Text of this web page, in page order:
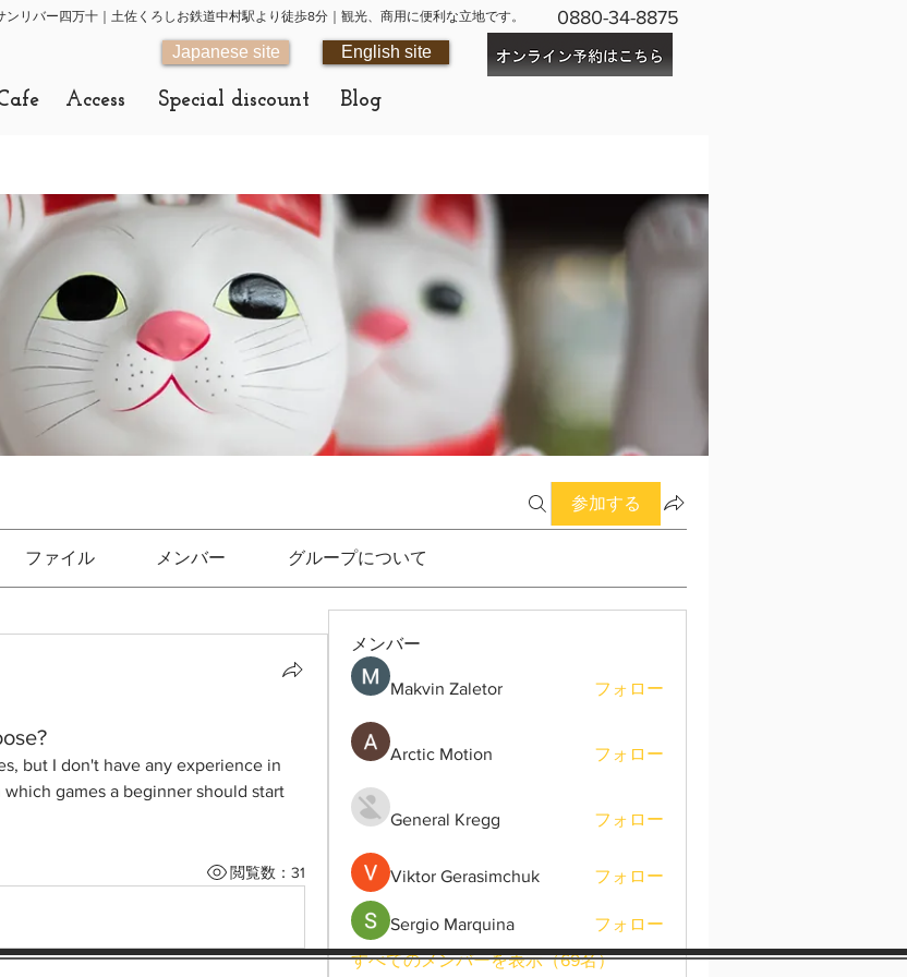
ンリバー四万十｜土佐くろしお鉄道中村駅より徒歩8分｜観光、商用に便利な立地です。 0880-34-8875
Japanese site English site
Access Special discount Blog
参加する
ファイル メンバー グループについて
but I don't have any experience in
games a beginner should start
閲覧数：31
メンバー
Makvin Zaletor フォロー
Arctic Motion フォロー
General Kregg フォロー
Viktor Gerasimchuk フォロー
Sergio Marquina
フォロー
すべてのメンバーを表示（69名）